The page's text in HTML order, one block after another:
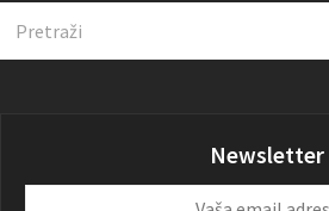
Newsletter